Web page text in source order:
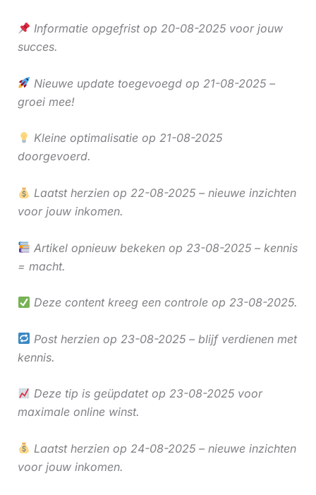
Informatie opgefrist op 20-08-2025 voor jouw
succes.
Nieuwe update toegevoegd op 21-08-2025 –
groei mee!
Kleine optimalisatie op 21-08-2025
doorgevoerd.
Laatst herzien op 22-08-2025 – nieuwe inzichten
voor jouw inkomen.
Artikel opnieuw bekeken op 23-08-2025 – kennis
= macht.
Deze content kreeg een controle op 23-08-2025.
Post herzien op 23-08-2025 – blijf verdienen met
kennis.
Deze tip is geüpdatet op 23-08-2025 voor
maximale online winst.
Laatst herzien op 24-08-2025 – nieuwe inzichten
voor jouw inkomen.